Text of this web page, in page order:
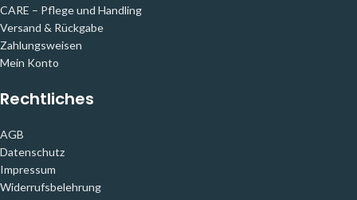
CARE – Pflege und Handling
Versand & Rückgabe
Zahlungsweisen
Mein Konto
Rechtliches
AGB
Datenschutz
Impressum
Widerrufsbelehrung